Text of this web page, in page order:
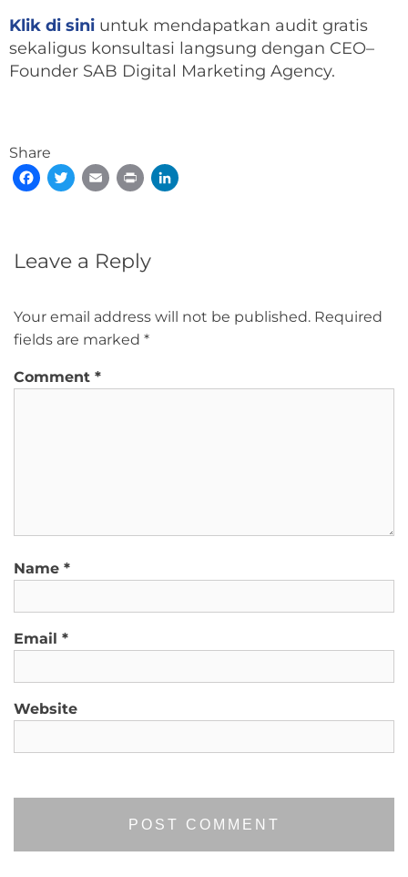
Klik di sini untuk mendapatkan audit gratis
sekaligus konsultasi langsung dengan CEO–
Founder SAB Digital Marketing Agency.
Share
Facebook
TwitterEmail Print
Leave a Reply
Your email address will not be published. Required
fields are marked *
Comment *
Name *
Email *
Website